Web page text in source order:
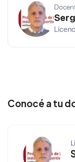
Conocé a tu